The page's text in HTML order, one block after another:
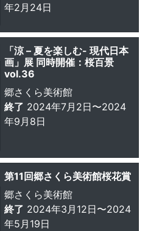
年2月24日
「涼 – 夏を楽しむ- 現代日本
画」展 同時開催：桜百景
vol.36
郷さくら美術館
終了 2024年7月2日〜2024
年9月8日
第11回郷さくら美術館桜花賞
郷さくら美術館
終了 2024年3月12日〜2024
年5月19日